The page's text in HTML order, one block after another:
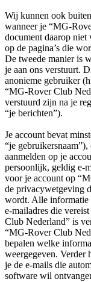
Wij kunnen ook
wanneer je “MG-
document daarop niet
op de pagina’s die
De tweede manier is
je aan ons verstuurt.
anonieme gebruiker
“MG-Rover Club
verstuurd zijn na je
“je berichten”).
Je account bevat
“je
aanmelden op je
persoonlijk, geldig e-
voor je account op
de privacywetgeving
wordt. Alle informatie
e-mailadres die
Club Nederland” is
“MG-Rover Club
bepalen welke
weergegeven. Verder
je de e-mails die
software wil